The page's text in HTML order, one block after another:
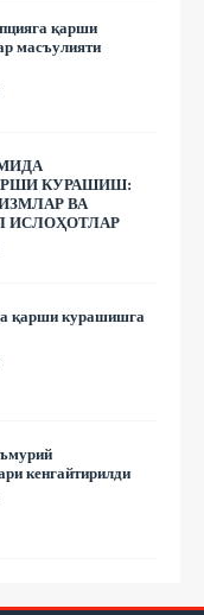
қарши
масъулияти
КУРАШИШ:
ВА
ИСЛОҲОТЛАР
қарши курашишга
кенгайтирилди